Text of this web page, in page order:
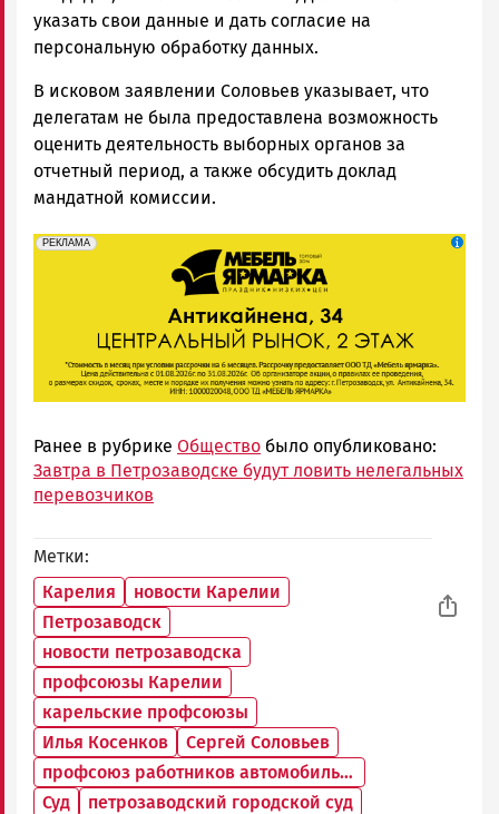
указать свои данные и дать согласие на
персональную обработку данных.
В исковом заявлении Соловьев указывает, что
делегатам не была предоставлена возможность
оценить деятельность выборных органов за
отчетный период, а также обсудить доклад
мандатной комиссии.
erid: 2SDnjeFymr3
РЕКЛАМА
Реклама
Ранее в рубрике Общество было опубликовано:
Завтра в Петрозаводске будут ловить нелегальных
перевозчиков
Метки
Карелия
новости Карелии
Петрозаводск
новости петрозаводска
профсоюзы Карелии
карельские профсоюзы
Илья Косенков
Сергей Соловьев
профсоюз работников автомобильного транспорта
Суд
петрозаводский городской суд